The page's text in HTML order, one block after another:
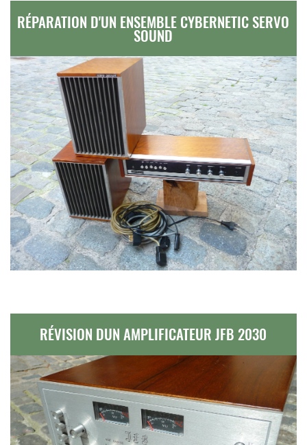
RÉPARATION D'UN ENSEMBLE CYBERNETIC SERVO
SOUND
RÉVISION DUN AMPLIFICATEUR JFB 2030